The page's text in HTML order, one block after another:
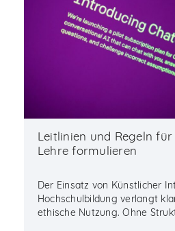
Leitlinien und Regeln
Lehre formulieren
Der Einsatz von Künstlicher
Hochschulbildung verlangt
ethische Nutzung. Ohne